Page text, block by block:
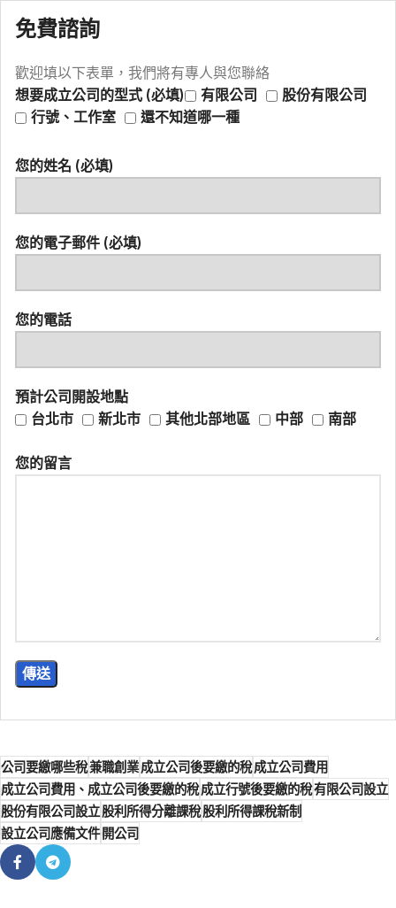
免費諮詢
歡迎填以下表單，我們將有專人與您聯絡
想要成立公司的型式 (必填)
有限公司
股份有限公司
行號、工作室
還不知道哪一種
您的姓名 (必填)
您的電子郵件 (必填)
您的電話
預計公司開設地點
台北市
新北市 其他北部地區 中部 南部
您的留言
公司要繳哪些稅兼職創業成立公司後要繳的稅成立公司費用
成立公司費用、成立公司後要繳的稅成立行號後要繳的稅有限公司設立
股份有限公司設立股利所得分離課稅股利所得課稅新制
設立公司應備文件開公司